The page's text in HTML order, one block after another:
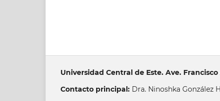
Universidad Central de Este. Ave.
Contacto principal: Dra. Ninoshka González